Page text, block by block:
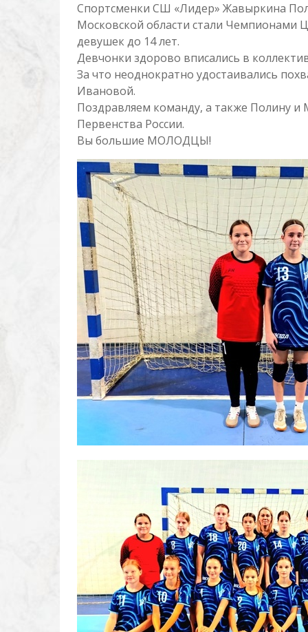
Спортсменки СШ «Лидер» Жавыркина
Московской области стали Чемпионами
девушек до 14 лет.
Девчонки здорово вписались в
За что неоднократно удостаивались
Ивановой.
Поздравляем команду, а также Полину
Первенства России.
Вы большие МОЛОДЦЫ!